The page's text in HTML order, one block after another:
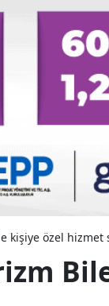
kişiye özel hizmet